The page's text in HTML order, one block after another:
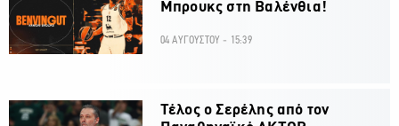
Μπρουκς στη Βαλένθια!
04 ΑΥΓΟΥΣΤΟΥ - 15:39
Τέλος ο Σερέλης από τον